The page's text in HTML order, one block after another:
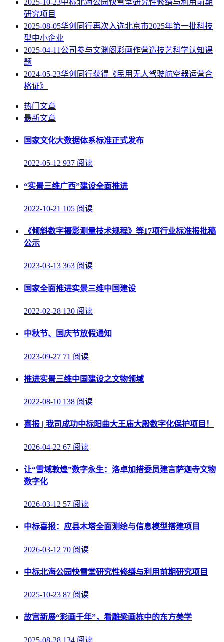
2025-10-23中标北海公园快雪堂研究性修缮与利用前期
研究项目
2025-08-05华创同行再次入选北京市2025年第一批科技
型中小企业
2025-04-11 公司参与文渊阁彩画作营造技艺科学认知课
题
2024-05-23华创同行获得《民用无人驾驶航空器运营合
格证》
热门文章
最新文章
国家文化大数据体系标准正式发布
2022-05-12 937 阅读
“实景三维广西”建设全面推进
2022-10-21 105 阅读
《倾斜数字摄影测量技术规程》等17项行业标准报批稿
公示
2023-03-13 363 阅读
国家全面推进实景三维中国建设
2022-02-28 130 阅读
中秋节、国庆节放假通知
2023-09-27 71 阅读
推进实景三维中国建设之文物领域
2022-08-10 138 阅读
喜报 | 我司成功中标阳曲大王庙大殿数字化保护项目！
2026-04-22 67 阅读
让“雪域敦煌”数字永生：洛卓加措委员建言萨迦寺文物
数字化
2026-03-12 57 阅读
中标喜报：应县木塔全面测绘与信息模型搭建项目
2026-03-12 70 阅读
中标北海公园快雪堂研究性修缮与利用前期研究项目
2025-10-23 87 阅读
故宫新展“彩画千年”，看雕梁画栋中的东方美学
2025-08-28 134 阅读